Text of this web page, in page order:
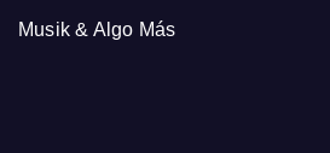
Musik & Algo Más